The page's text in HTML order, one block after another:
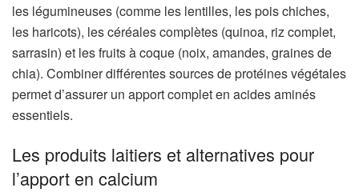
les légumineuses (comme les lentilles, les pois chiches,
les haricots), les céréales complètes (quinoa, riz complet,
sarrasin) et les fruits à coque (noix, amandes, graines de
chia). Combiner différentes sources de protéines végétales
permet d’assurer un apport complet en acides aminés
essentiels.
Les produits laitiers et alternatives pour
l’apport en calcium